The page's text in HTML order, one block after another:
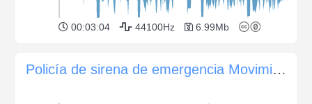
00:03:04 44100Hz 6.99Mb
Policía de sirena de emergencia Movimiento